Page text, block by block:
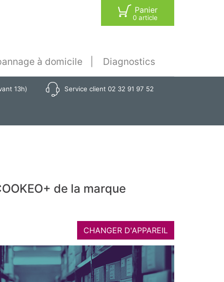
Panier
0 article
à domicile Diagnostics
13h) Service client 02 32 91 97 52
de la marque
CHANGER D'APPAREIL